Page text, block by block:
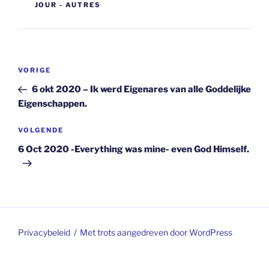
JOUR - AUTRES
Berichtnavigatie
Vorig
bericht
VORIGE
6 okt 2020 – Ik werd Eigenares van alle Goddelijke
Eigenschappen.
Volgend
bericht
VOLGENDE
6 Oct 2020 -Everything was mine- even God Himself.
Privacybeleid Met trots aangedreven door WordPress